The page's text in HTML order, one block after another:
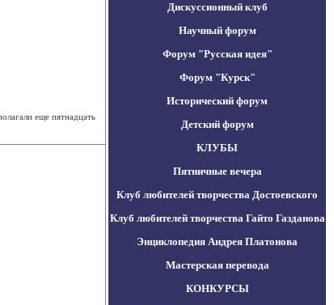
еще пятнадцать
Дискуссионный клуб
Научный форум
Форум "Русская идея"
Форум "Курск"
Исторический форум
Детский форум
КЛУБЫ
Пятничные вечера
Клуб любителей творчества Достоевского
Клуб любителей творчества Гайто Газданова
Энциклопедия Андрея Платонова
Мастерская перевода
КОНКУРСЫ